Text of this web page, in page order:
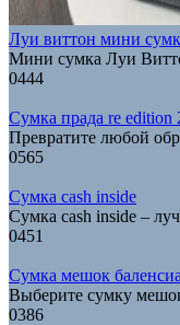
Луи виттон мини
Мини сумка Луи
0444
Сумка прада re edition
Превратите любой
0565
Сумка cash inside
Сумка cash inside –
0451
Сумка мешок
Выберите сумку
0386